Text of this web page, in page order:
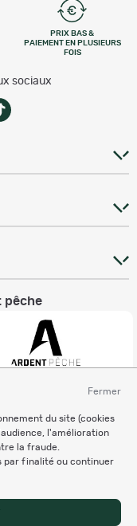
Fermer
du site (cookies
l'amélioration
la fraude.
par finalité ou continuer
PRIX BAS &
PAIEMENT EN PLUSIEURS
FOIS
sociaux
pêche